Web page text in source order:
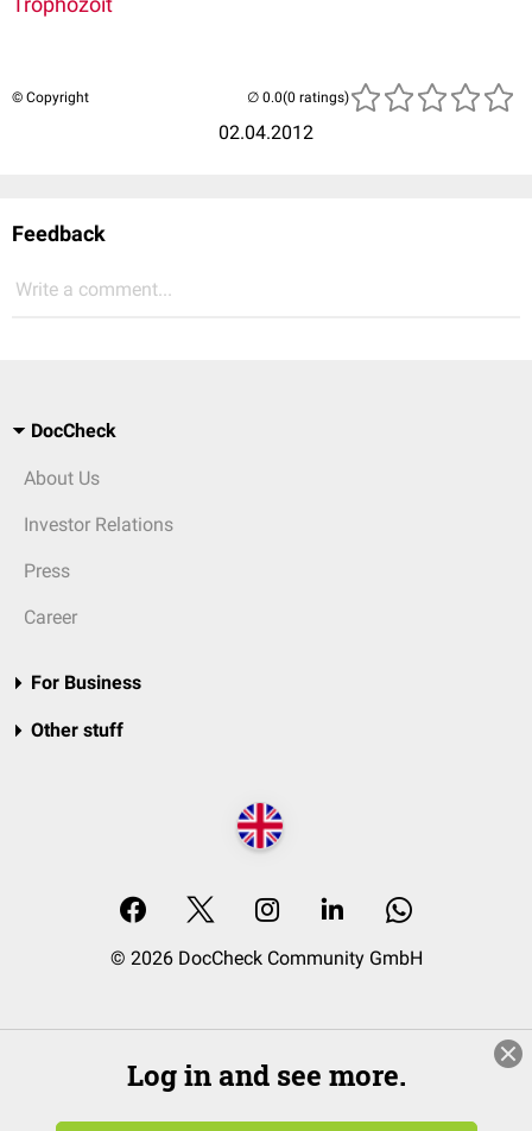
© Copyright
02.04.2012
(0 ratings)
Feedback
Write a comment...
DocCheck
About Us
Investor Relations
Press
Career
For Business
Other stuff
© 2026 DocCheck Community GmbH
Log in and see more.